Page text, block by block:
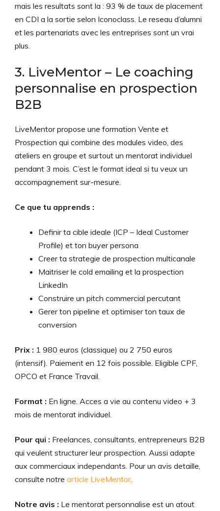
mais les resultats sont la : 93 % de taux de placement
en CDI a la sortie selon Iconoclass. Le reseau d’alumni
et les partenariats avec les entreprises sont un vrai
plus.
3. LiveMentor – Le coaching
personnalise en prospection
B2B
LiveMentor propose une formation Vente et
Prospection qui combine des modules video, des
ateliers en groupe et surtout un mentorat individuel
pendant 3 mois. C’est le format ideal si tu veux un
accompagnement sur-mesure.
Ce que tu apprends :
Definir ta cible ideale (ICP – Ideal Customer
Profile) et ton buyer persona
Creer ta strategie de prospection multicanale
Maitriser le cold emailing et la prospection
LinkedIn
Construire un pitch commercial percutant
Gerer ton pipeline et optimiser ton taux de
conversion
Prix : 1 980 euros (classique) ou 2 750 euros
(intensif). Paiement en 12 fois possible. Eligible CPF,
OPCO et France Travail.
Format : En ligne. Acces a vie au contenu video + 3
mois de mentorat individuel.
Pour qui : Freelances, consultants, entrepreneurs B2B
qui veulent structurer leur prospection. Aussi adapte
aux commerciaux independants. Pour un avis detaille,
consulte notre article LiveMentor.
Notre avis : Le mentorat personnalise est un atout